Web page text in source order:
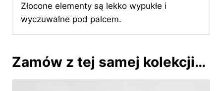
Złocone elementy są lekko wypukłe i
wyczuwalne pod palcem.
Zamów z tej samej kolekcji…